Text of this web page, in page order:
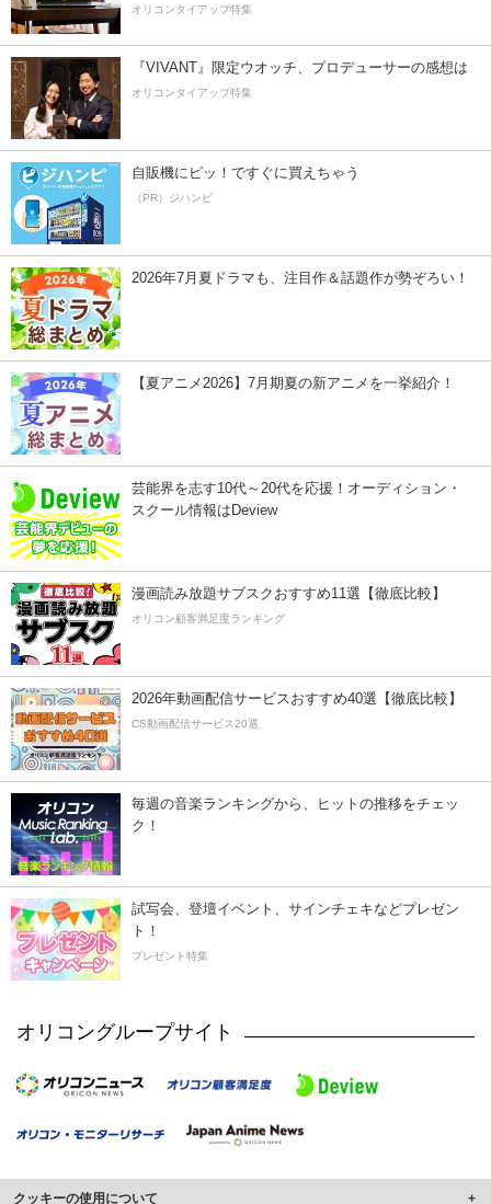
オリコンタイアップ特集
『VIVANT』限定ウオッチ、プロデューサーの感想は
オリコンタイアップ特集
自販機にピッ！ですぐに買えちゃう
（PR）ジハンピ
2026年7月夏ドラマも、注目作＆話題作が勢ぞろい！
【夏アニメ2026】7月期夏の新アニメを一挙紹介！
芸能界を志す10代～20代を応援！オーディション・
スクール情報はDeview
漫画読み放題サブスクおすすめ11選【徹底比較】
オリコン顧客満足度ランキング
2026年動画配信サービスおすすめ40選【徹底比較】
CS動画配信サービス20選
毎週の音楽ランキングから、ヒットの推移をチェッ
ク！
試写会、登壇イベント、サインチェキなどプレゼン
ト！
プレゼント特集
オリコングループサイト
クッキーの使用について